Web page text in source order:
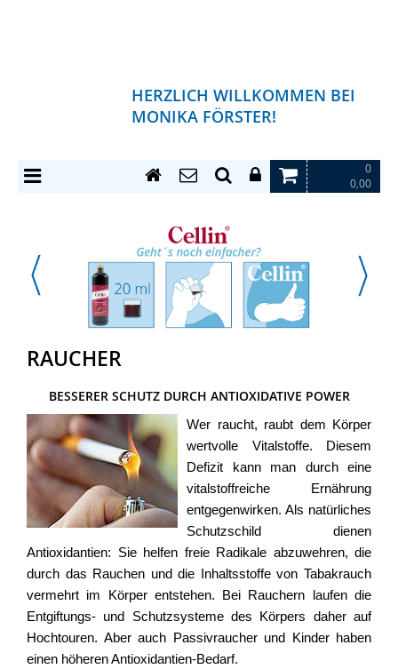
HERZLICH WILLKOMMEN BEI
MONIKA FÖRSTER!
0
0,00
RAUCHER
BESSERER SCHUTZ DURCH ANTIOXIDATIVE POWER
Wer raucht, raubt dem Körper
wertvolle Vitalstoffe. Diesem
Defizit kann man durch eine
vitalstoffreiche Ernährung
entgegenwirken. Als natürliches
Schutzschild dienen
Antioxidantien: Sie helfen freie Radikale abzuwehren, die
durch das Rauchen und die Inhaltsstoffe von Tabakrauch
vermehrt im Körper entstehen. Bei Rauchern laufen die
Entgiftungs- und Schutzsysteme des Körpers daher auf
Hochtouren. Aber auch Passivraucher und Kinder haben
einen höheren Antioxidantien-Bedarf.